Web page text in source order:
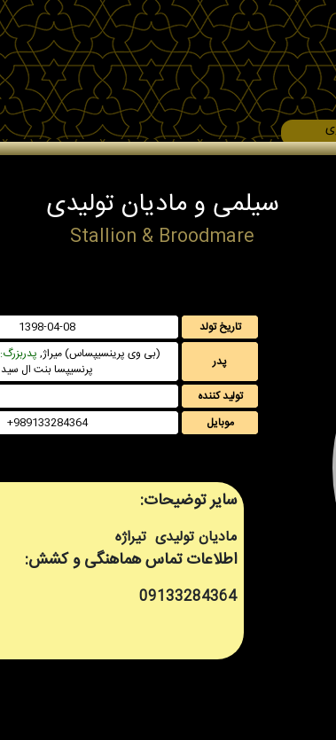
سیلمی و مادیان تولیدی
Stallion & Broodmare
تاریخ تولد 1398-04-08
پدر
(بی وی پرینسیپساس) میراژ, پدربزرگ:
پرنسیپسا بنت ال سید
تولید کننده
موبایل
+989133284364
سایر توضیحات:
مادیان تولیدی تیراژه
اطلاعات تماس هماهنگی و کشش:
09133284364